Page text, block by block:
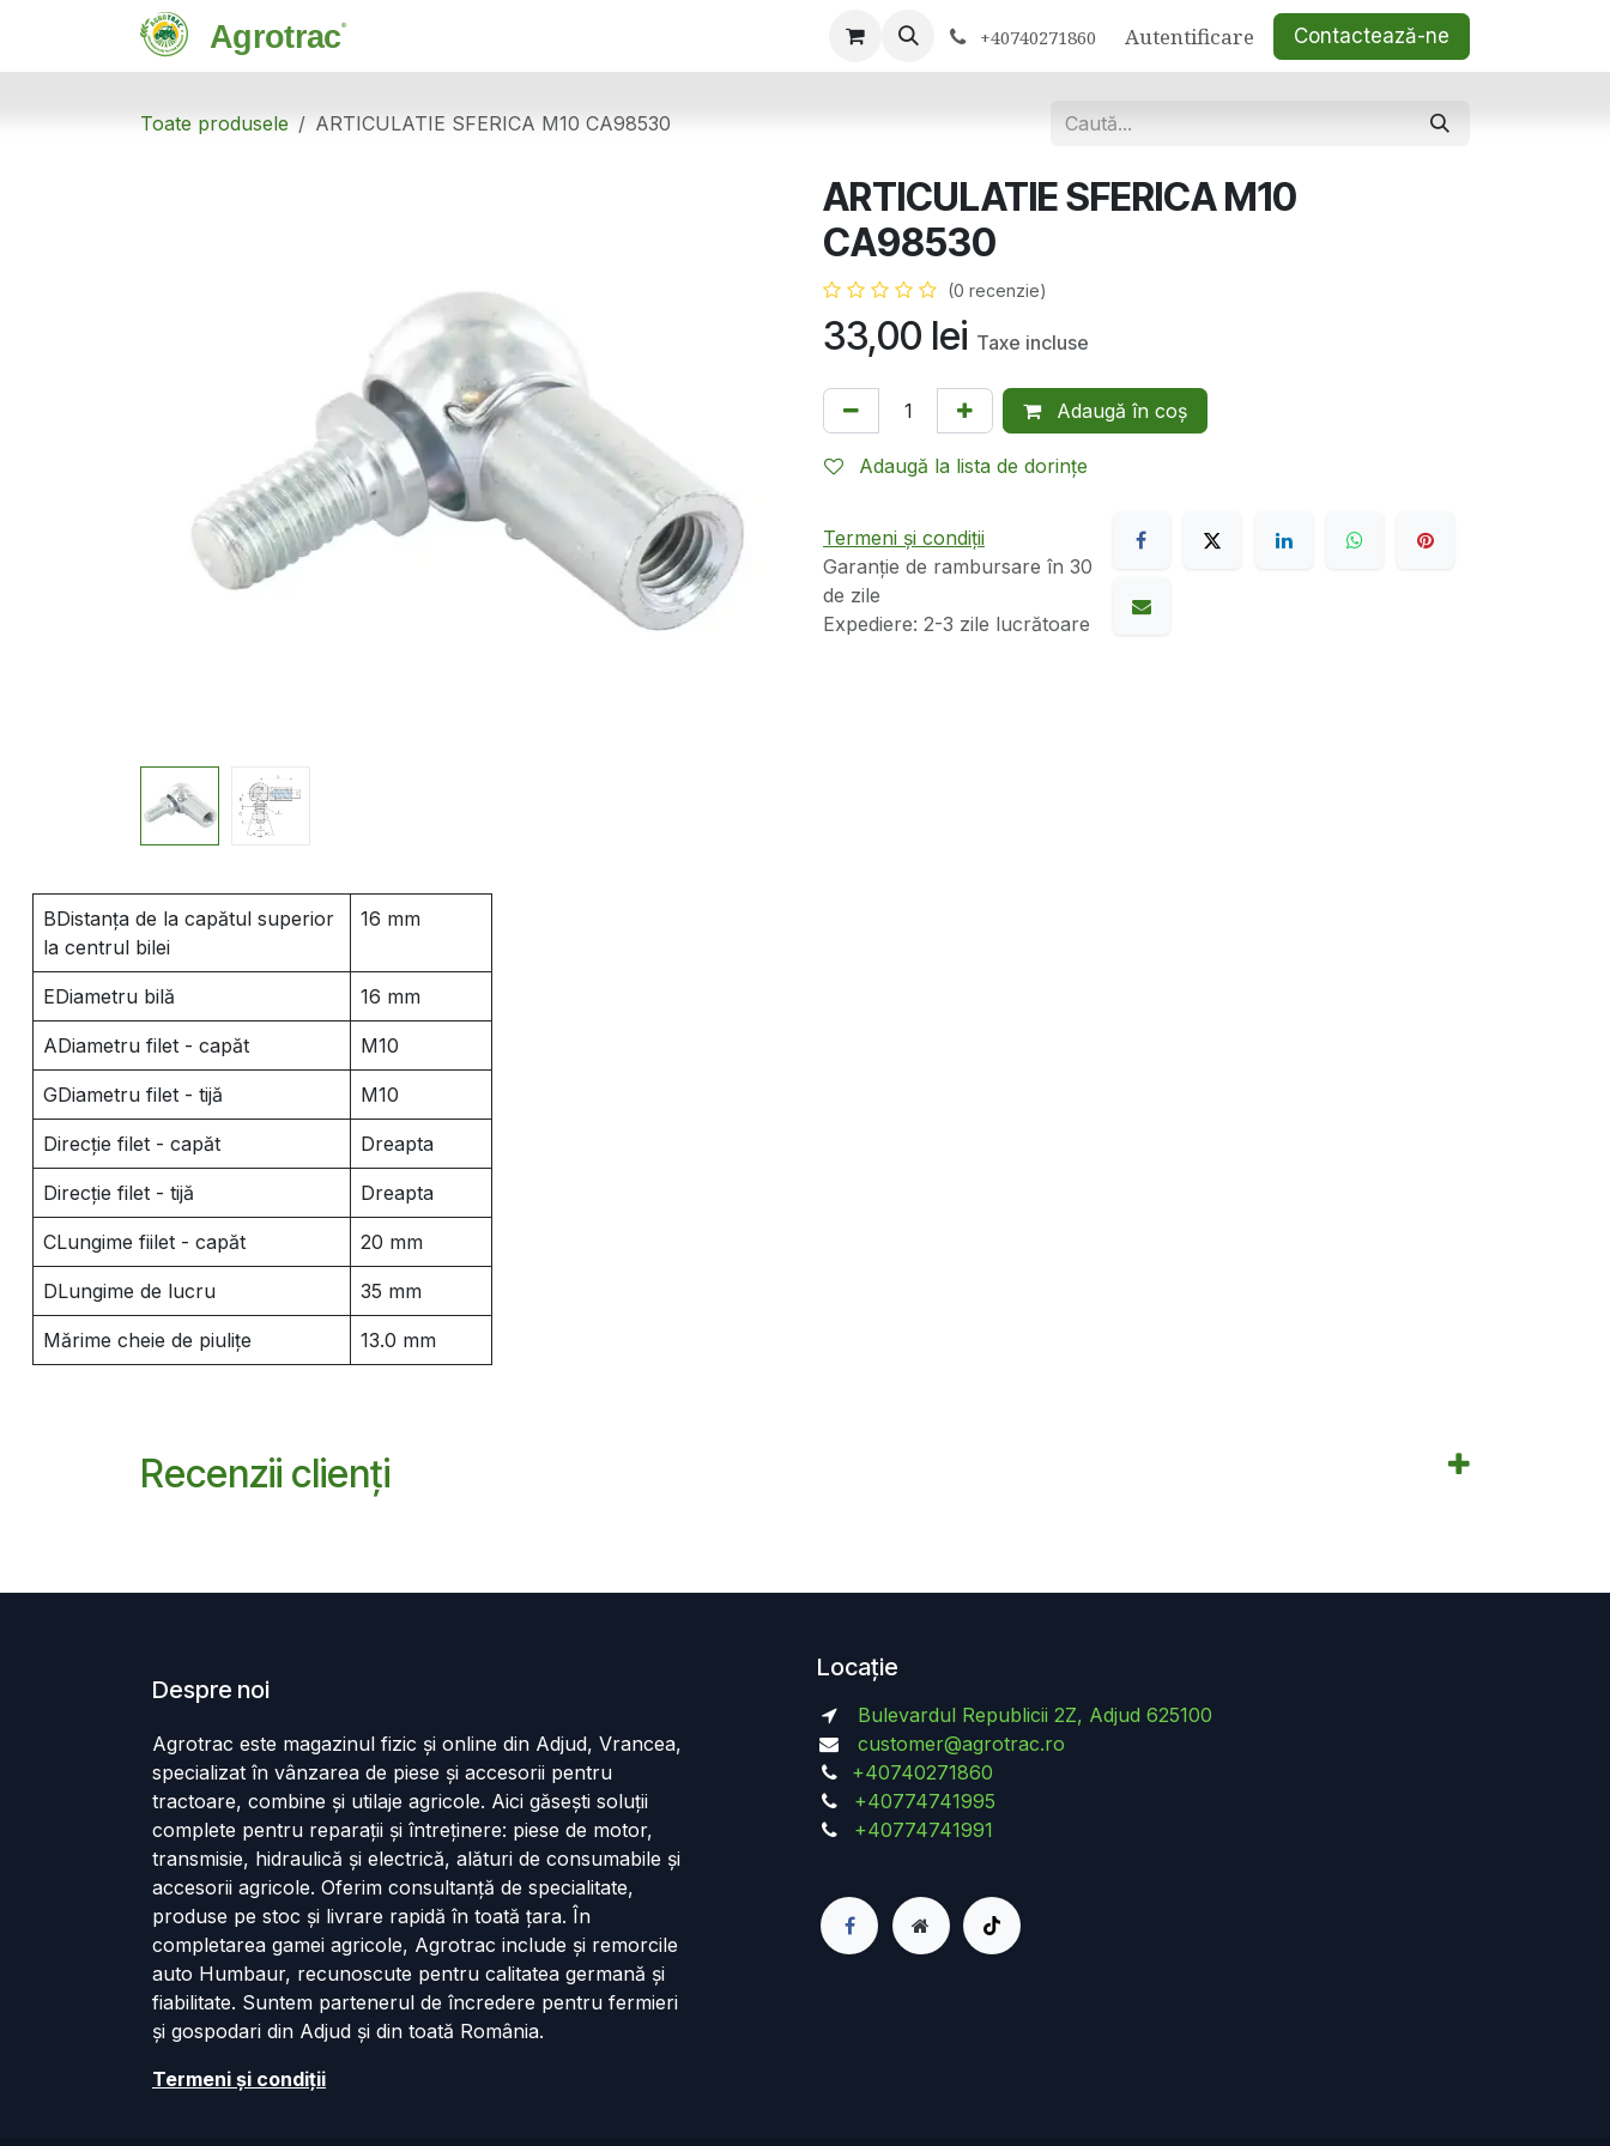
+40740271860 Autentificare Contactează-ne
Toate produsele ARTICULATIE SFERICA M10 CA98530
ARTICULATIE SFERICA M10
CA98530
(0 recenzie)
33,00 lei Taxe incluse
Adaugă în coș
Adaugă la lista de dorințe
Termeni și condiții
Garanție de rambursare în 30
de zile
Expediere: 2-3 zile lucrătoare
BDistanța de la capătul superior
la centrul bilei
16 mm
EDiametru bilă 16 mm
ADiametru filet - capăt M10
GDiametru filet - tijă M10
Direcție filet - capăt Dreapta
Direcție filet - tijă Dreapta
CLungime fiilet - capăt 20 mm
DLungime de lucru 35 mm
Mărime cheie de piulițe 13.0 mm
Recenzii clienți
Locație
Bulevardul Republicii 2Z, Adjud 625100
customer@agrotrac.ro
+40740271860
+40774741995
+40774741991
Despre noi
Agrotrac este magazinul fizic și online din Adjud, Vrancea,
specializat în vânzarea de piese și accesorii pentru
tractoare, combine și utilaje agricole. Aici găsești soluții
complete pentru reparații și întreținere: piese de motor,
transmisie, hidraulică și electrică, alături de consumabile și
accesorii agricole. Oferim consultanță de specialitate,
produse pe stoc și livrare rapidă în toată țara. În
completarea gamei agricole, Agrotrac include și remorcile
auto Humbaur, recunoscute pentru calitatea germană și
fiabilitate. Suntem partenerul de încredere pentru fermieri
și gospodari din Adjud și din toată România.
Termeni și cond​iții